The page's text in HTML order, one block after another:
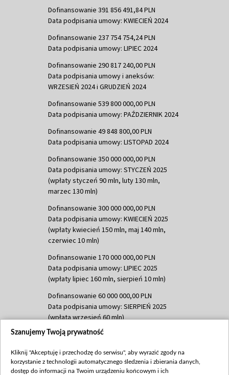
Dofinansowanie 391 856 491,84 PLN
Data podpisania umowy: KWIECIEŃ 2024
Dofinansowanie 237 754 754,24 PLN
Data podpisania umowy: LIPIEC 2024
Dofinansowanie 290 817 240,00 PLN
Data podpisania umowy i aneksów:
WRZESIEŃ 2024 i GRUDZIEŃ 2024
Dofinansowanie 539 800 000,00 PLN
Data podpisania umowy: PAŹDZIERNIK 2024
Dofinansowanie 49 848 800,00 PLN
Data podpisania umowy: LISTOPAD 2024
Dofinansowanie 350 000 000,00 PLN
Data podpisania umowy: STYCZEŃ 2025
(wpłaty styczeń 90 mln, luty 130 mln,
marzec 130 mln)
Dofinansowanie 300 000 000,00 PLN
Data podpisania umowy: KWIECIEŃ 2025
(wpłaty kwiecień 150 mln, maj 140 mln,
czerwiec 10 mln)
Dofinansowanie 170 000 000,00 PLN
Data podpisania umowy: LIPIEC 2025
(wpłaty lipiec 160 mln, sierpień 10 mln)
Dofinansowanie 60 000 000,00 PLN
Data podpisania umowy: SIERPIEŃ 2025
(wpłata wrzesień 60 mln)
Dofinansowanie 635 783 051,21 PLN
(wpłata wrzesień 100 mln, październik 350
mln, listopad 265 mln)
Szanujemy Twoją prywatność
Kliknij "Akceptuję i przechodzę do serwisu", aby wyrazić zgody na
korzystanie z technologii automatycznego śledzenia i zbierania danych,
dostęp do informacji na Twoim urządzeniu końcowym i ich